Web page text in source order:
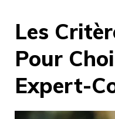
Les
Pour
Expert-